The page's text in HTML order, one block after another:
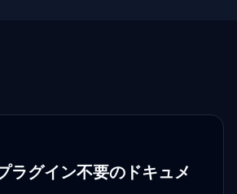
ラグイン不要のドキュメ